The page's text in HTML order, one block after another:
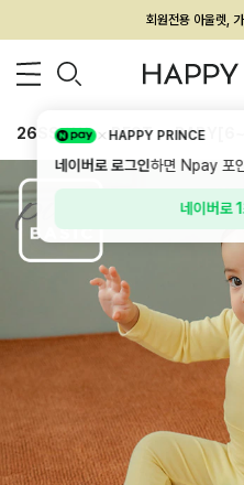
멤버십 최대
26SS 신상 BEST
HAPPY PRINCE
네이버로 로그인하면 Npay 포
네이버로